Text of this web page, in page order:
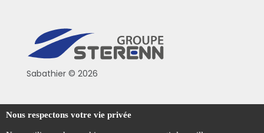
Sabathier © 2026
Politique de confidentialité
Nous respectons votre vie privée